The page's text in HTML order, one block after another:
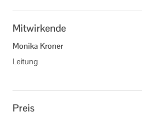
Mitwirkende
Monika Kroner
Leitung
Preis